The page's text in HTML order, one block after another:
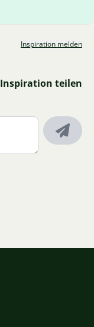
Inspiration melden
Inspiration teilen